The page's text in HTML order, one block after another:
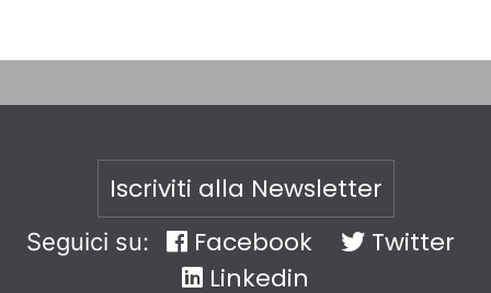
Iscriviti alla Newsletter
Seguici su: Facebook
Twitter
Linkedin